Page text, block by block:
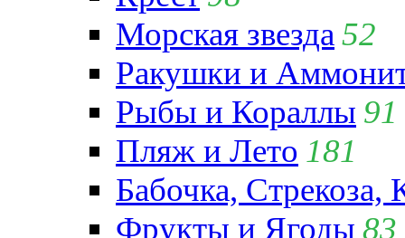
Морская звезда 52
Ракушки и
Рыбы и Кораллы 91
Пляж и Лето 181
Бабочка,
Фрукты и Ягоды 83